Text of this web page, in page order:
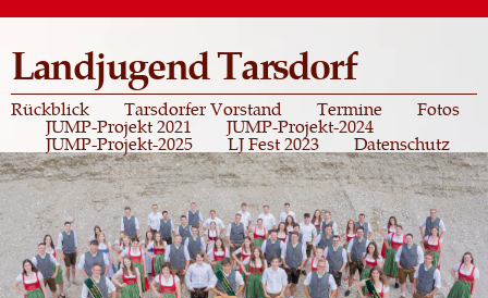
Direkt
Inhalt
Landjugend Tarsdorf
Rückblick Tarsdorfer Vorstand Termine Fotos
JUMP-Projekt 2021 JUMP-Projekt-2024
JUMP-Projekt-2025 LJ Fest 2023 Datenschutz